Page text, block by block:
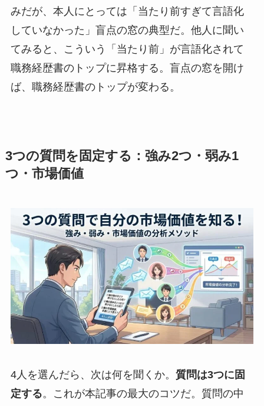
みだが、本人にとっては「当たり前すぎて言語化
していなかった」盲点の窓の典型だ。他人に聞い
てみると、こういう「当たり前」が言語化されて
職務経歴書のトップに昇格する。盲点の窓を開け
ば、職務経歴書のトップが変わる。
3つの質問を固定する：強み2つ・弱み1
つ・市場価値
4人を選んだら、次は何を聞くか。 質問は3つに固
定する。これが本記事の最大のコツだ。質問の中